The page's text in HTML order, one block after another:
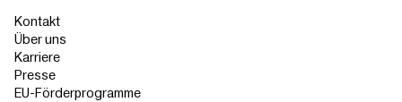
Kontakt
Über uns
Karriere
Presse
EU-Förderprogramme